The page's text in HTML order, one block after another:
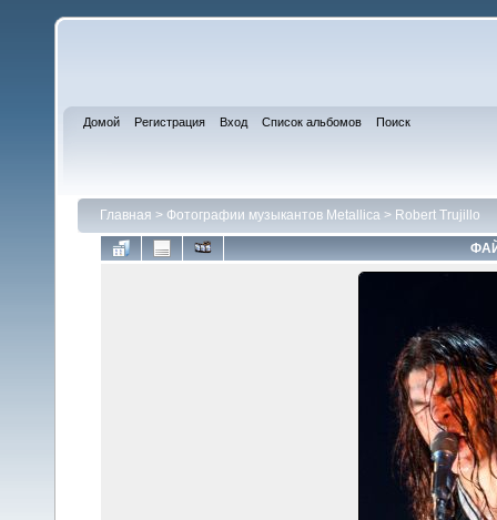
Домой Регистрация Вход Список альбомов Поиск
Главная > Фотографии музыкантов Metallica > Robert Trujillo